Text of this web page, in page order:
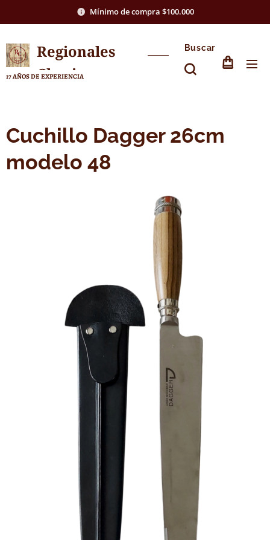
Mínimo de compra $100.000
Regionales
Chasico
17 AÑOS DE EXPERIENCIA
Buscar
Cuchillo Dagger 26cm
modelo 48